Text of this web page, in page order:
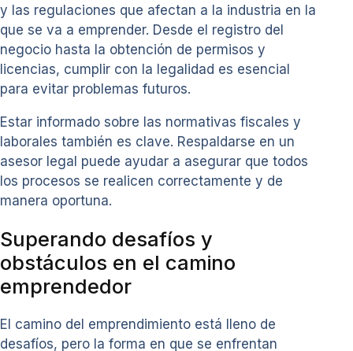
y las regulaciones que afectan a la industria en la
que se va a emprender. Desde el registro del
negocio hasta la obtención de permisos y
licencias, cumplir con la legalidad es esencial
para evitar problemas futuros.
Estar informado sobre las normativas fiscales y
laborales también es clave. Respaldarse en un
asesor legal puede ayudar a asegurar que todos
los procesos se realicen correctamente y de
manera oportuna.
Superando desafíos y
obstáculos en el camino
emprendedor
El camino del emprendimiento está lleno de
desafíos, pero la forma en que se enfrentan